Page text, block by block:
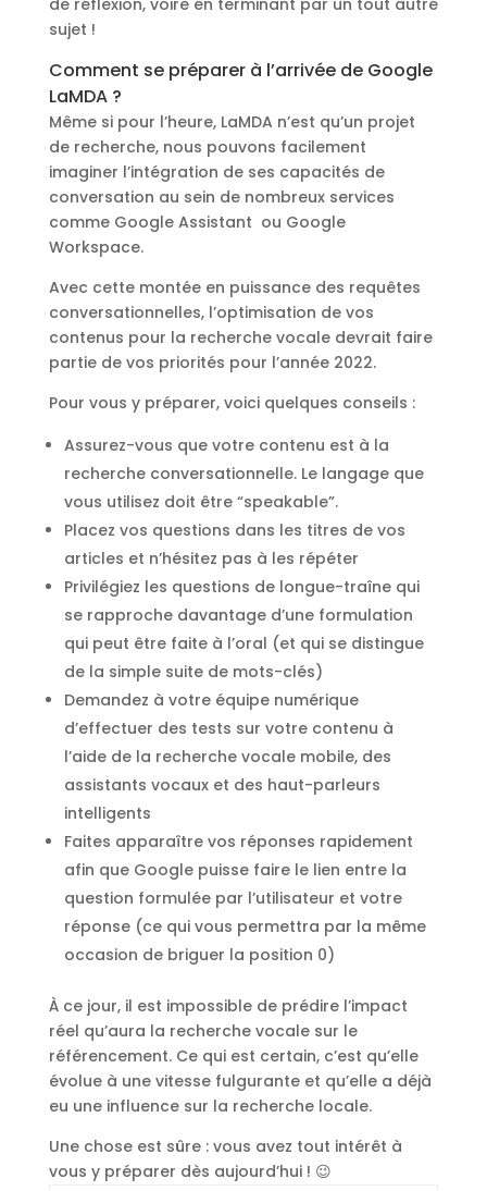
sujet !
Comment se préparer à l’arrivée de Google
LaMDA ?
Même si pour l’heure, LaMDA n’est qu’un projet
de recherche, nous pouvons facilement
imaginer l’intégration de ses capacités de
conversation au sein de nombreux services
comme Google Assistant ou Google
Workspace.
Avec cette montée en puissance des requêtes
conversationnelles, l’optimisation de vos
contenus pour la recherche vocale devrait faire
partie de vos priorités pour l’année 2022.
Pour vous y préparer, voici quelques conseils :
Assurez-vous que votre contenu est à la
recherche conversationnelle. Le langage que
vous utilisez doit être “speakable”.
Placez vos questions dans les titres de vos
articles et n’hésitez pas à les répéter
Privilégiez les questions de longue-traîne qui
se rapproche davantage d’une formulation
qui peut être faite à l’oral (et qui se distingue
de la simple suite de mots-clés)
Demandez à votre équipe numérique
d’effectuer des tests sur votre contenu à
l’aide de la recherche vocale mobile, des
assistants vocaux et des haut-parleurs
intelligents
Faites apparaître vos réponses rapidement
afin que Google puisse faire le lien entre la
question formulée par l’utilisateur et votre
réponse (ce qui vous permettra par la même
occasion de briguer la position 0)
À ce jour, il est impossible de prédire l’impact
réel qu’aura la recherche vocale sur le
référencement. Ce qui est certain, c’est qu’elle
évolue à une vitesse fulgurante et qu’elle a déjà
eu une influence sur la recherche locale.
Une chose est sûre : vous avez tout intérêt à
vous y préparer dès aujourd’hui ! 😉